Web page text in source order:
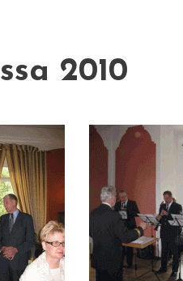
2010